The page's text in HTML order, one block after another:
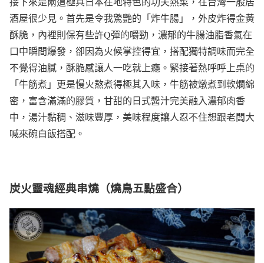
酒屋很少見。首先是令我驚艷的「炸牛腸」，外皮炸得金黃
酥脆，內裡則保有些許Q彈的嚼勁，濃郁的牛腸油脂香氣在
口中瞬間爆發，卻因為火候掌控得宜，搭配獨特調味而完全
不覺得油膩，酥脆感讓人一吃就上癮。緊接著熱呼呼上桌的
「牛筋煮」更是慢火熬煮得極其入味，牛筋被燉煮到軟爛綿
密，富含滿滿的膠質，甘甜的日式醬汁完美融入濃郁肉香
中，湯汁黏稠、滋味豐厚，美味程度讓人忍不住想跟老闆大
喊來碗白飯搭配。
炭火靈魂經典串燒（燒鳥五點盛合）